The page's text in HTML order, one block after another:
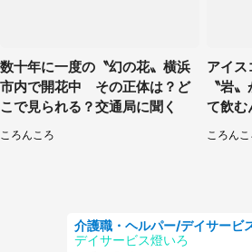
数十年に一度の〝幻の花〟横浜
市内で開花中 その正体は？ど
こで見られる？交通局に聞く
ころんころ
アイス
〝岩
て飲む
ころんこ
デイサービス燈いろ